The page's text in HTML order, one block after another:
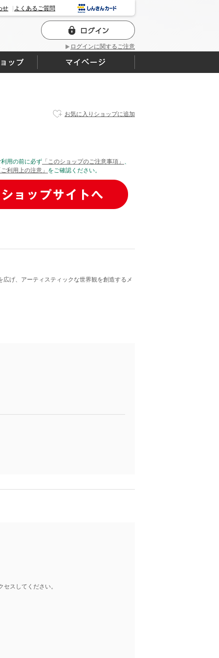
ログインに関するご注意
せ よくあるご質問
お気に入りショップに追加
利用の前に必ず 「このショップのご注意事項」 、
ご利用上の注意」 をご確認ください。
げ、アーティスティックな世界観を創造するメ
スしてください。